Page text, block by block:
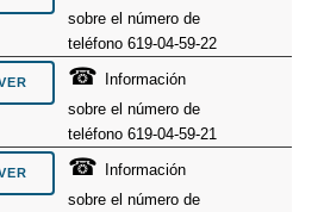
sobre el número de
teléfono 619-04-59-22
☎ Información
sobre el número de
teléfono 619-04-59-21
☎ Información
sobre el número de